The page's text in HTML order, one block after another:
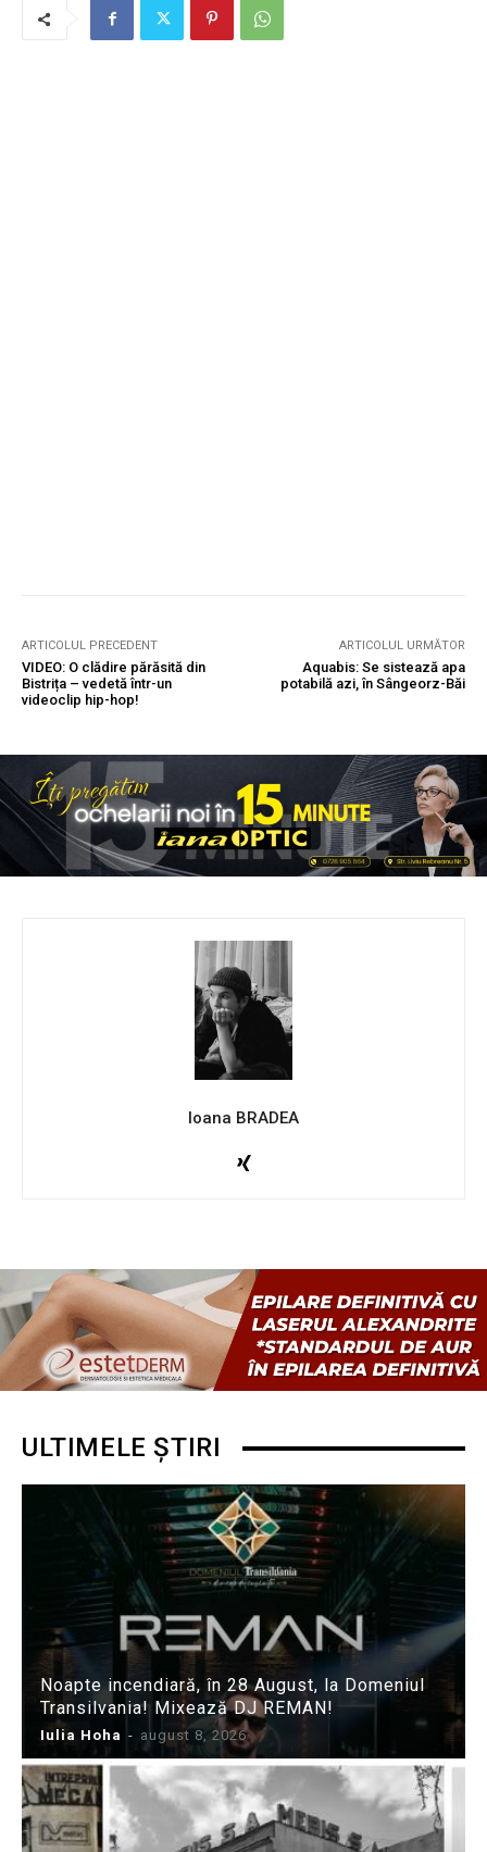
ARTICOLUL PRECEDENT
VIDEO: O clădire părăsită din
Bistrița – vedetă într-un
videoclip hip-hop!
ARTICOLUL URMĂTOR
Aquabis: Se sistează apa
potabilă azi, în Sângeorz-Băi
Ioana BRADEA
ULTIMELE ȘTIRI
Noapte incendiară, în 28 August, la Domeniul
Transilvania! Mixează DJ REMAN!
Iulia Hoha - august 8, 2026